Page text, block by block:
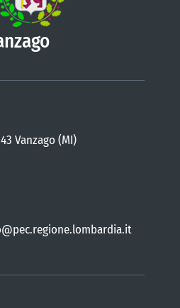
Vanzago (MI)